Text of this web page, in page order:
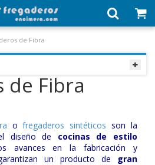
de Fibra
de Fibra
ofregaderos sintéticos son la
diseño de cocinas de estilo
avances en la fabricación y
un producto de gran